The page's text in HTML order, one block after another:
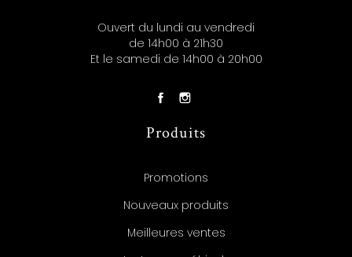
Ouvert du lundi au vendredi
de 14h00 à 21h30
Et le samedi de 14h00 à 20h00
Produits
Promotions
Nouveaux produits
Meilleures ventes